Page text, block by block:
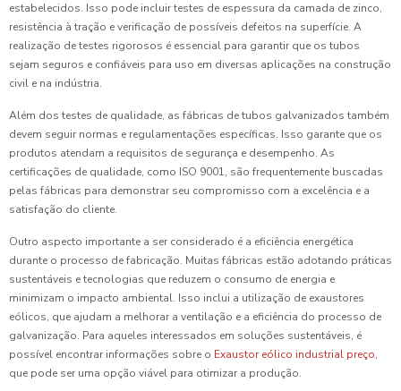
estabelecidos. Isso pode incluir testes de espessura da camada de zinco,
resistência à tração e verificação de possíveis defeitos na superfície. A
realização de testes rigorosos é essencial para garantir que os tubos
sejam seguros e confiáveis para uso em diversas aplicações na construção
civil e na indústria.
Além dos testes de qualidade, as fábricas de tubos galvanizados também
devem seguir normas e regulamentações específicas. Isso garante que os
produtos atendam a requisitos de segurança e desempenho. As
certificações de qualidade, como ISO 9001, são frequentemente buscadas
pelas fábricas para demonstrar seu compromisso com a excelência e a
satisfação do cliente.
Outro aspecto importante a ser considerado é a eficiência energética
durante o processo de fabricação. Muitas fábricas estão adotando práticas
sustentáveis e tecnologias que reduzem o consumo de energia e
minimizam o impacto ambiental. Isso inclui a utilização de exaustores
eólicos, que ajudam a melhorar a ventilação e a eficiência do processo de
galvanização. Para aqueles interessados em soluções sustentáveis, é
possível encontrar informações sobre o Exaustor eólico industrial preço,
que pode ser uma opção viável para otimizar a produção.